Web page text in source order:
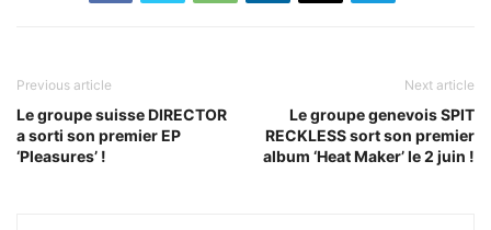
Previous article
Le groupe suisse DIRECTOR
a sorti son premier EP
‘Pleasures’ !
Next article
Le groupe genevois SPIT
RECKLESS sort son premier
album ‘Heat Maker’ le 2 juin !